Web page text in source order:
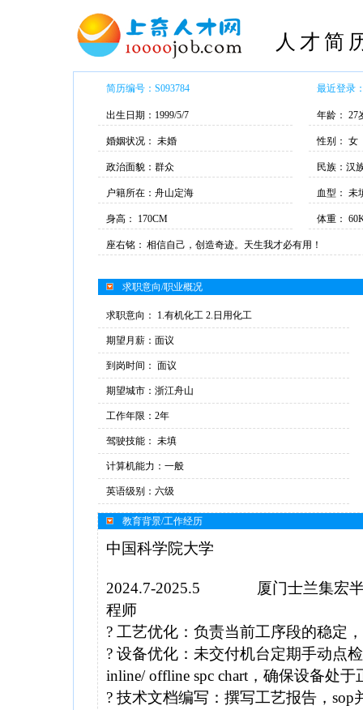
人才简
简历编号：S093784 最近登录
出生日期：1999/5/7 年龄： 27
婚姻状况： 未婚 性别： 女
政治面貌：群众 民族：汉
户籍所在：舟山定海 血型： 未
身高： 170CM 体重：
座右铭： 相信自己，创造奇迹。天生我才必有用！
求职意向/职业概况
求职意向： 1.有机化工 2.日用化工
期望月薪：面议
到岗时间： 面议
期望城市：浙江舟山
工作年限：2年
驾驶技能： 未填
计算机能力：一般
英语级别：六级
教育背景/工作经历
中国科学院大学
2024.7-2025.5 厦门士兰集
程师
? 工艺优化：负责当前工序段的稳定
? 设备优化：未交付机台定期手动点
inline/ offline spc chart，确保设备处于
? 技术文档编写：撰写工艺报告，sop